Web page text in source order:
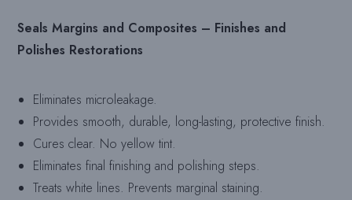
Seals Margins and Composites – Finishes and
Polishes Restorations
Eliminates microleakage.
Provides smooth, durable, long-lasting, protective finish.
Cures clear. No yellow tint.
Eliminates final finishing and polishing steps.
Treats white lines. Prevents marginal staining.